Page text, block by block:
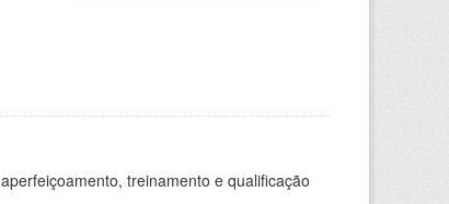
treinamento e qualificação